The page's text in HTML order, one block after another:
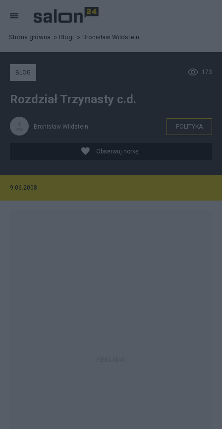
Strona główna Blogi Bronisław Wildstein
173
BLOG
Rozdział Trzynasty c.d.
Bronisław Wildstein POLITYKA
Obserwuj notkę
9.06.2008